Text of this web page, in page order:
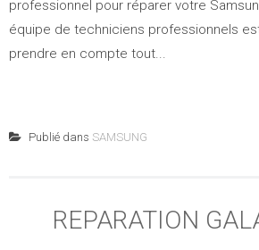
professionnel pour réparer votre
équipe de techniciens professionnels
prendre en compte tout...
Publié dans SAMSUNG
REPARATION